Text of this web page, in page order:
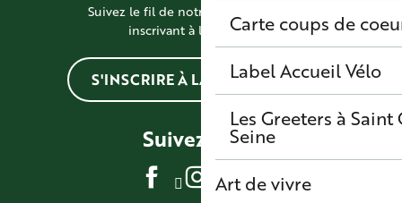
Carte coups de
Label Accueil Vélo
Les Greeters à
Seine
Art de vivre
Suivez le fil de notre actualité en vous
inscrivant à la newsletter
S'INSCRIRE À LA NEWSLETTER
Suivez-nous